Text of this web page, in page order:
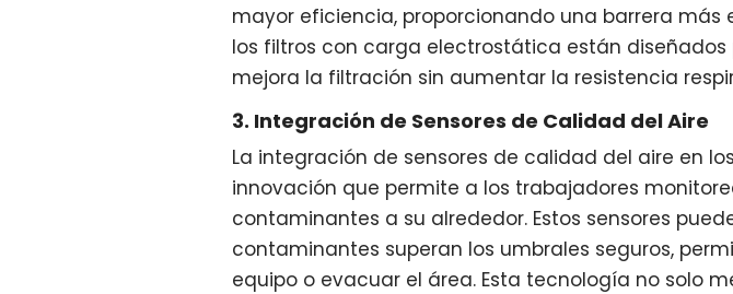
mayor eficiencia, proporcionando una barrera
los filtros con carga electrostática están
mejora la filtración sin aumentar la resistencia
3. Integración de Sensores de Calidad del Aire
La integración de sensores de calidad del aire en
innovación que permite a los trabajadores
contaminantes a su alrededor. Estos sensores
contaminantes superan los umbrales seguros,
equipo o evacuar el área. Esta tecnología no solo